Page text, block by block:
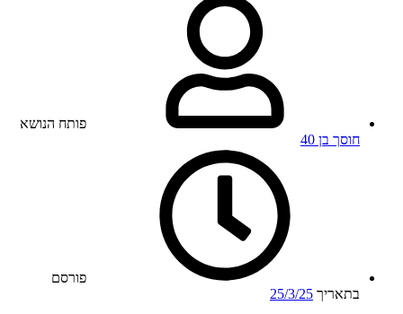
פותח הנושא
חוסך בן 40
פורסם
בתאריך 25/3/25